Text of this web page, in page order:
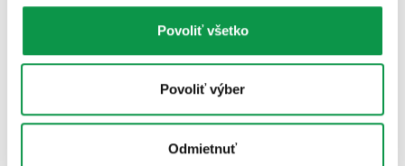
Povoliť všetko
Povoliť výber
Odmietnuť